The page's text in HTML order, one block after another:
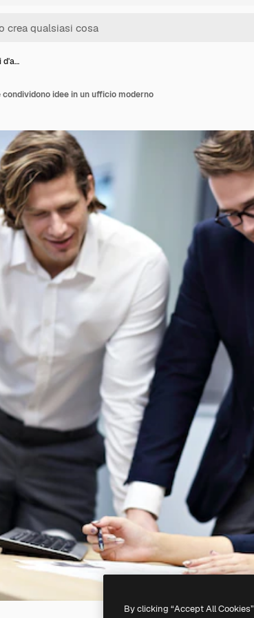
d'a…
idee in un ufficio moderno
By clicking “Accept All